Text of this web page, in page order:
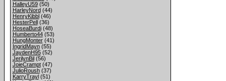
HalleyU59(50)
HarleyNord(44)
HenryKibbl(46)
HesterPell(36)
HoseaBurdi(48)
Humberto44(53)
HungMonter(41)
IngridMayn(55)
JaydenH95(52)
JerilynBil(56)
JoieCrampt(47)
JulioRoush(37)
KarryTrayl(51)